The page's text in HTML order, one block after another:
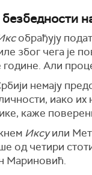
обрађују
због чега је
Али
немају
иако их
каже
Иксуили
од четири
Мариновић.